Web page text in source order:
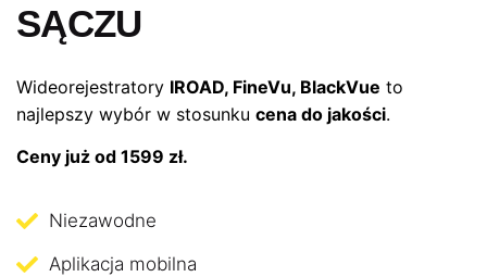
SĄCZU
Wideorejestratory IROAD, FineVu, BlackVue to
najlepszy wybór w stosunku cena do jakości.
Ceny już od 1599 zł.
Niezawodne
Aplikacja mobilna